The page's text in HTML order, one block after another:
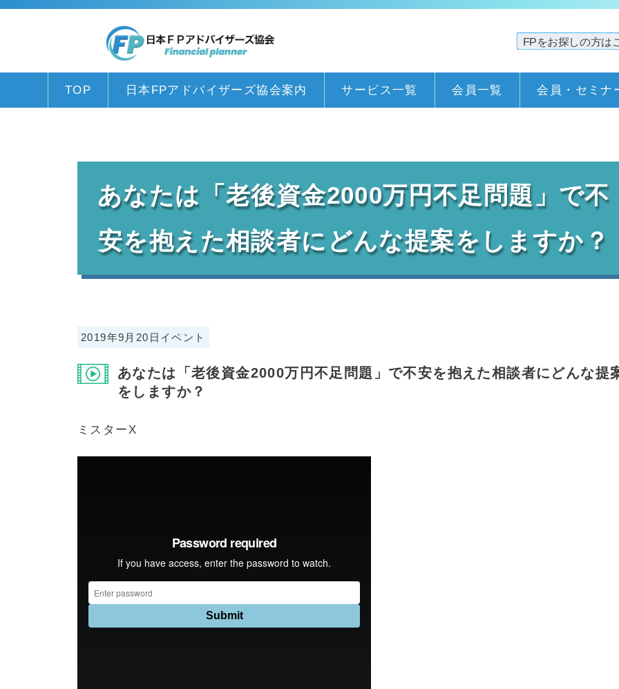
TOP 日本FPアドバイザーズ協会案内 サービス一覧 会員一覧 会員・セミナ
あなたは「老後資金2000万円不足問題」で不
安を抱えた相談者にどんな提案をしますか？
2019年9月20日イベント
あなたは「老後資金2000万円不足問題」で不安を抱えた相談者にどんな提
をしますか？
ミスターX